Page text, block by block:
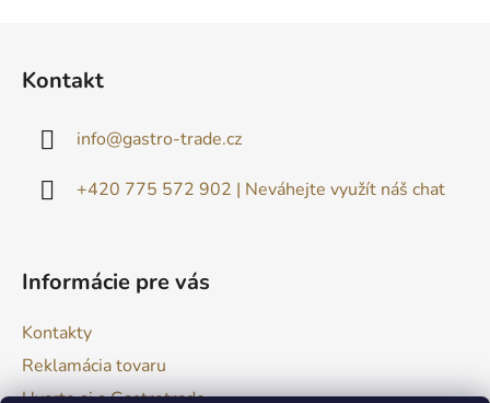
Kontakt
info@gastro-trade.cz
+420 775 572 902 | Neváhejte využít náš chat
Informácie pre vás
Kontakty
Reklamácia tovaru